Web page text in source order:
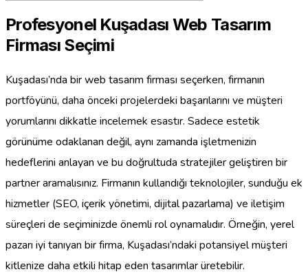
Profesyonel Kuşadası Web Tasarım
Firması Seçimi
Kuşadası’nda bir web tasarım firması seçerken, firmanın
portföyünü, daha önceki projelerdeki başarılarını ve müşteri
yorumlarını dikkatle incelemek esastır. Sadece estetik
görünüme odaklanan değil, aynı zamanda işletmenizin
hedeflerini anlayan ve bu doğrultuda stratejiler geliştiren bir
partner aramalısınız. Firmanın kullandığı teknolojiler, sunduğu ek
hizmetler (SEO, içerik yönetimi, dijital pazarlama) ve iletişim
süreçleri de seçiminizde önemli rol oynamalıdır. Örneğin, yerel
pazarı iyi tanıyan bir firma, Kuşadası’ndaki potansiyel müşteri
kitlenize daha etkili hitap eden tasarımlar üretebilir.